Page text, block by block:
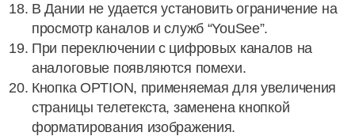
В Дании не удается установить ограничение на
просмотр каналов и служб “YouSee”.
При переключении с цифровых каналов на
аналоговые появляются помехи.
Кнопка OPTION, применяемая для увеличения
страницы телетекста, заменена кнопкой
форматирования изображения.